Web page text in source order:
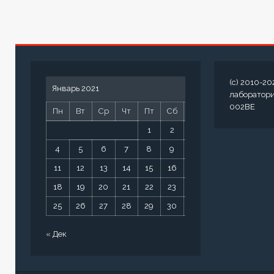
Январь 2021
Пн Вт Ср Чт Пт Сб
1 2
4 5 6 7 8 9
11 12 13 14 15 16
18 19 20 21 22 23
25 26 27 28 29 30
« Дек
(c) 2010-
002BE